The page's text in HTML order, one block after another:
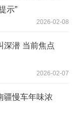
示”
2026-02-08
深潜 当前焦点
2026-02-07
疆慢车年味浓